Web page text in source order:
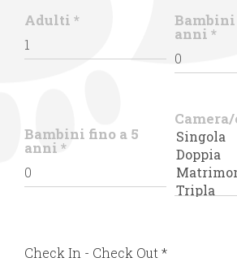
Adulti * Bambini
anni *
Bambini fino a 5
anni *
Camera/
Check In - Check Out *